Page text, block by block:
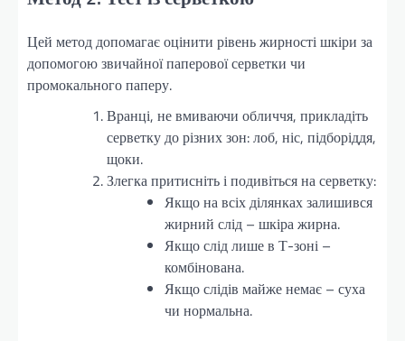
Цей метод допомагає оцінити рівень жирності шкіри за
допомогою звичайної паперової серветки чи
промокального паперу.
Вранці, не вмиваючи обличчя, прикладіть
серветку до різних зон: лоб, ніс, підборіддя,
щоки.
Злегка притисніть і подивіться на серветку:
Якщо на всіх ділянках залишився
жирний слід – шкіра жирна.
Якщо слід лише в Т-зоні –
комбінована.
Якщо слідів майже немає – суха
чи нормальна.